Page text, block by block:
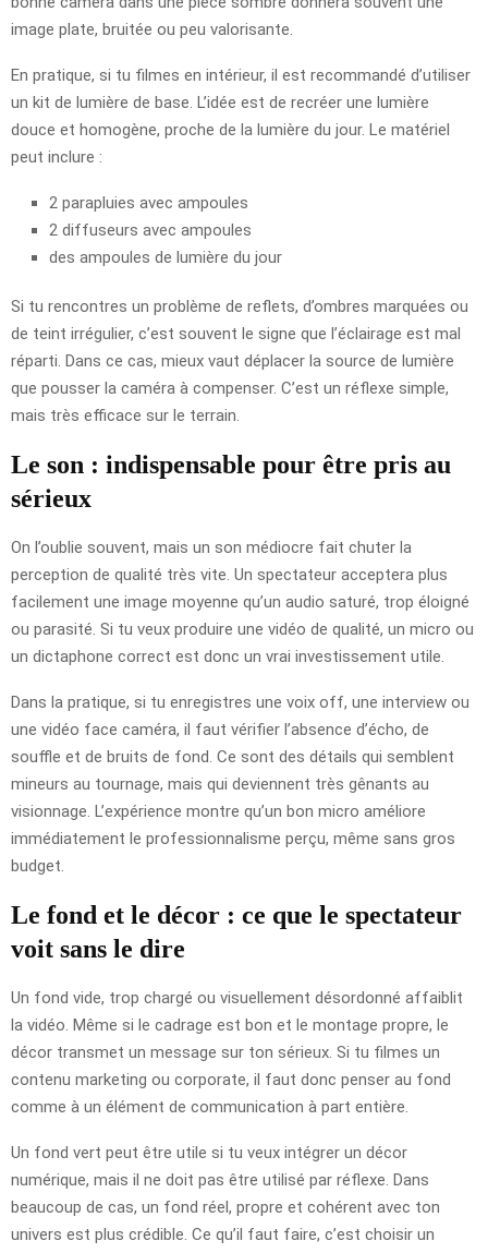
image plate, bruitée ou peu valorisante.
En pratique, si tu filmes en intérieur, il est recommandé d’utiliser
un kit de lumière de base. L’idée est de recréer une lumière
douce et homogène, proche de la lumière du jour. Le matériel
peut inclure :
2 parapluies avec ampoules
2 diffuseurs avec ampoules
des ampoules de lumière du jour
Si tu rencontres un problème de reflets, d’ombres marquées ou
de teint irrégulier, c’est souvent le signe que l’éclairage est mal
réparti. Dans ce cas, mieux vaut déplacer la source de lumière
que pousser la caméra à compenser. C’est un réflexe simple,
mais très efficace sur le terrain.
Le son : indispensable pour être pris au
sérieux
On l’oublie souvent, mais un son médiocre fait chuter la
perception de qualité très vite. Un spectateur acceptera plus
facilement une image moyenne qu’un audio saturé, trop éloigné
ou parasité. Si tu veux produire une vidéo de qualité, un micro ou
un dictaphone correct est donc un vrai investissement utile.
Dans la pratique, si tu enregistres une voix off, une interview ou
une vidéo face caméra, il faut vérifier l’absence d’écho, de
souffle et de bruits de fond. Ce sont des détails qui semblent
mineurs au tournage, mais qui deviennent très gênants au
visionnage. L’expérience montre qu’un bon micro améliore
immédiatement le professionnalisme perçu, même sans gros
budget.
Le fond et le décor : ce que le spectateur
voit sans le dire
Un fond vide, trop chargé ou visuellement désordonné affaiblit
la vidéo. Même si le cadrage est bon et le montage propre, le
décor transmet un message sur ton sérieux. Si tu filmes un
contenu marketing ou corporate, il faut donc penser au fond
comme à un élément de communication à part entière.
Un fond vert peut être utile si tu veux intégrer un décor
numérique, mais il ne doit pas être utilisé par réflexe. Dans
beaucoup de cas, un fond réel, propre et cohérent avec ton
univers est plus crédible. Ce qu’il faut faire, c’est choisir un